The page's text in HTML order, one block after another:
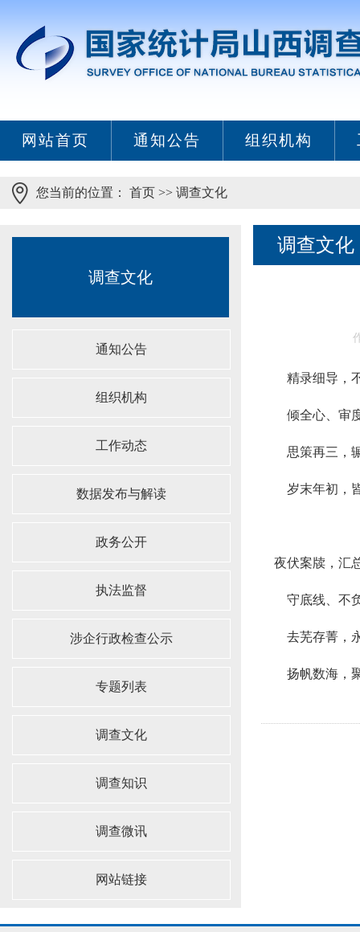
网站首页 通知公告 组织机构
您当前的位置： 首页 >> 调查文化
调查文化
通知公告
组织机构
工作动态
数据发布与解读
政务公开
执法监督
涉企行政检查公示
专题列表
调查文化
调查知识
调查微讯
网站链接
调查文化
精录细导，
倾全心、审
思策再三，
岁末年初，
夜伏案牍，汇
守底线、不
去芜存菁，
扬帆数海，